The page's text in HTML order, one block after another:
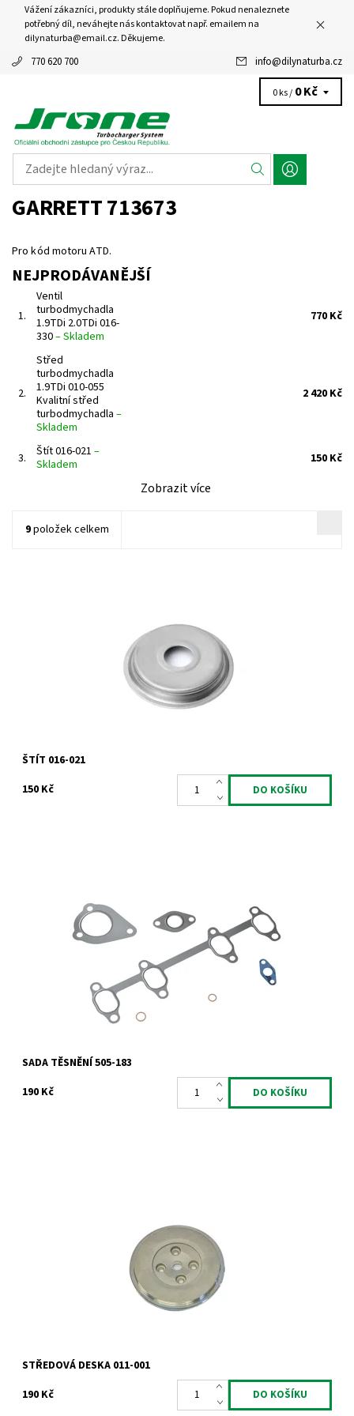
Vážení zákazníci, produkty stále doplňujeme. Pokud nenaleznete
potřebný díl, neváhejte nás kontaktovat např. emailem na
dilynaturba@email.cz. Děkujeme.
770 620 700 info@dilynaturba.cz
0 ks / 0 Kč
GARRETT 713673
Pro kód motoru ATD.
NEJPRODÁVANĚJŠÍ
1.
Ventil
turbodmychadla
1.9TDi 2.0TDi 016-
330–Skladem
770 Kč
2.
Střed
turbodmychadla
1.9TDi 010-055
Kvalitní střed
turbodmychadla –
Skladem
2 420 Kč
3. Štít 016-021 –
Skladem
150 Kč
Zobrazit více
9položek celkem
2 roky
ŠTÍT 016-021
150 Kč
Sada těsnění
Dostupnost:
Skladem
1014
Jrone
SADA TĚSNĚNÍ 505-183
190 Kč
STŘEDOVÁ DESKA 011-001
190 Kč